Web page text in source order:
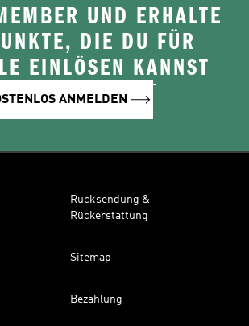
UND ERHALTE
DIE DU FÜR
EINLÖSEN KANNST
ANMELDEN
Rücksendung &
Rückerstattung
Sitemap
Bezahlung